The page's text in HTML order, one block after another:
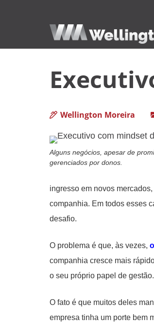
Wellington Moreira
Alguns negócios, apesar de
gerenciados por donos.
ingresso em novos
companhia. Em todos esses
desafio.
O problema é que, às vezes,
companhia cresce mais
o seu próprio papel de gestão.
O fato é que muitos deles
empresa tinha um porte bem